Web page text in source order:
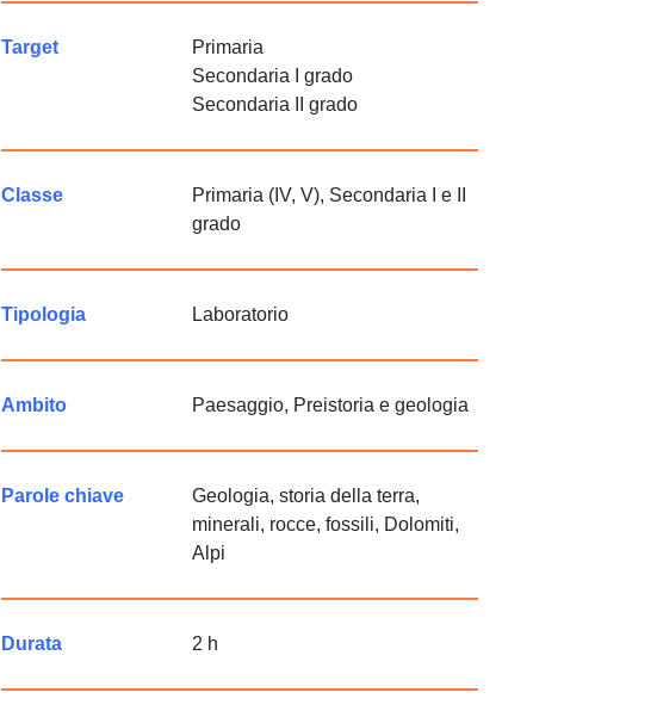
Target
Primaria
Secondaria I grado
Secondaria II grado
Classe
Primaria (IV, V), Secondaria I e II
grado
Tipologia Laboratorio
Ambito Paesaggio, Preistoria e geologia
Parole chiave
Geologia, storia della terra,
minerali, rocce, fossili, Dolomiti,
Alpi
Durata 2 h